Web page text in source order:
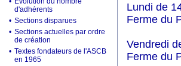
d'adhérents
• Sections disparues
• Sections actuelles par ordre
de création
• Textes fondateurs de l'ASCB
en 1965
Lundi de
Ferme du
Vendredi
Ferme du